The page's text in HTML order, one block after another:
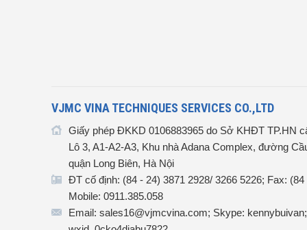
VJMC VINA TECHNIQUES SERVICES CO.,LTD
Giấy phép ĐKKD 0106883965 do Sở KHĐT TP.HN
Lô 3, A1-A2-A3, Khu nhà Adana Complex, đường
quận Long Biên, Hà Nội
ĐT cố định: (84 - 24) 3871 2928/ 3266 5226; Fax:
Mobile: 0911.385.058
Email: sales16@vjmcvina.com; Skype: